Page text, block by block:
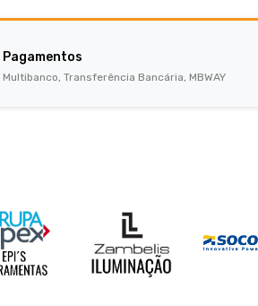
Pagamentos
Multibanco, Transferência Bancária, MBWAY